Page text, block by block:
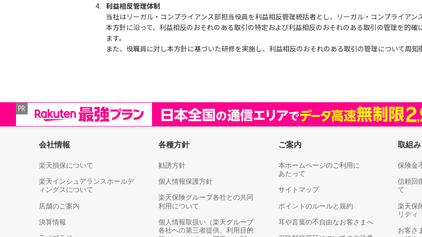
4. 利益相反管理体制
当社はリーガル・コンプライアンス部担当役員を利益相反管理統括者とし、リーガル・コンプライアン
本方針に沿って、利益相反のおそれのある取引の特定および利益相反のおそれのある取引の管理を的
ます。
また、役職員に対し本方針に基づいた研修を実施し、利益相反のおそれのある取引の管理について周知
会社情報
楽天損保について
楽天インシュアランスホールデ
ィングスについて
店舗のご案内
決算情報
各種方針
勧誘方針
個人情報保護方針
楽天保険グループ各社との共同
利用について
個人情報取扱い（楽天グループ
各社への第三者提供、利用目的
ご案内
本ホームページのご利用に
あたって
サイトマップ
ポイントのルールと規約
耳や言葉の不自由なお客さまへ
取組み
保険金
信頼回
て
楽天保
リティ
お客さ